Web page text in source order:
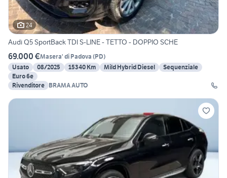
24
Audi Q5 SportBack TDI S-LINE - TETTO - DOPPIO SCHE
69.000 €Masera' di Padova (PD)
Usato
08/2025 15340 Km Mild Hybrid Diesel
Sequenziale
Euro 6e
Rivenditore BRAMA AUTO